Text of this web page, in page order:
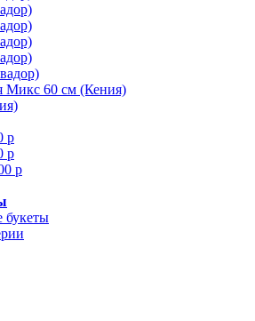
Микс 60 см (Кения)
р
р
р
букеты